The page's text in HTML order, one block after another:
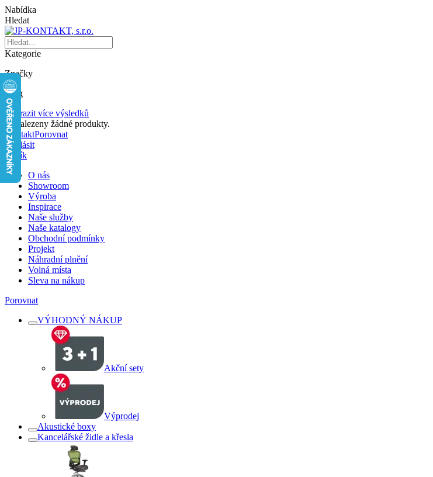
Nabídka
Hledat
Kategorie
Značky
Blog
Zobrazit více výsledků
Nenalezeny žádné produkty.
KontaktPorovnat
Přihlásit
Košík
O nás
Showroom
Výroba
Inspirace
Naše služby
Naše katalogy
Obchodní podmínky
Projekt
Náhradní plnění
Volná místa
Sleva na nákup
Porovnat
VÝHODNÝ NÁKUP
Akční sety
Výprodej
Akustické boxy
Kancelářské židle a křesla